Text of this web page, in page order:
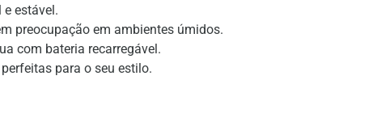
e estável.
preocupação em ambientes úmidos.
com bateria recarregável.
para o seu estilo.